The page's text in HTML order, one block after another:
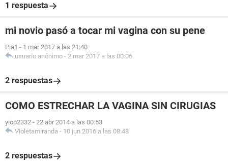
1 respuesta
mi novio pasó a tocar mi vagina con su pene
Pia1 - 1 mar 2017 a las 21:40
usuario anónimo - 2 mar 2017 a las 00:06
2 respuestas
COMO ESTRECHAR LA VAGINA SIN CIRUGIAS
yiop2332 - 22 abr 2014 a las 00:53
Violetamiranda - 10 jun 2016 a las 08:48
2 respuestas